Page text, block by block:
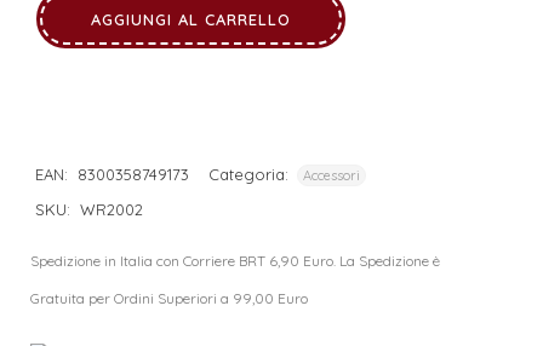
AGGIUNGI AL CARRELLO
EAN: 8300358749173 Categoria: Accessori
SKU: WR2002
Spedizione in Italia con Corriere BRT 6,90 Euro. La Spedizione è
Gratuita per Ordini Superiori a 99,00 Euro